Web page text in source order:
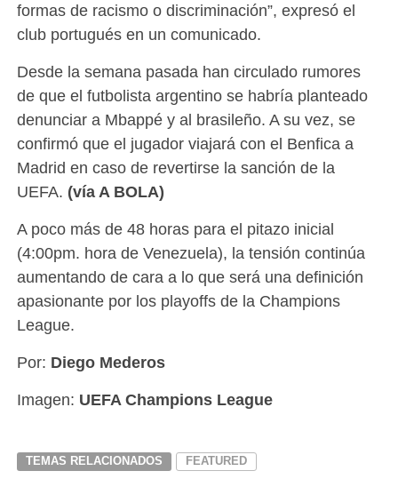
formas de racismo o discriminación”, expresó el
club portugués en un comunicado.
Desde la semana pasada han circulado rumores
de que el futbolista argentino se habría planteado
denunciar a Mbappé y al brasileño. A su vez, se
confirmó que el jugador viajará con el Benfica a
Madrid en caso de revertirse la sanción de la
UEFA. (vía A BOLA)
A poco más de 48 horas para el pitazo inicial
(4:00pm. hora de Venezuela), la tensión continúa
aumentando de cara a lo que será una definición
apasionante por los playoffs de la Champions
League.
Por: Diego Mederos
Imagen: UEFA Champions League
TEMAS RELACIONADOS FEATURED